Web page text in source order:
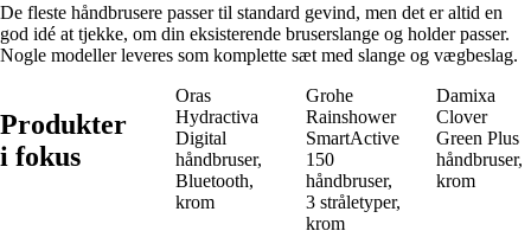
De fleste håndbrusere passer til standard gevind, men det er altid en
god idé at tjekke, om din eksisterende bruserslange og holder passer.
Nogle modeller leveres som komplette sæt med slange og vægbeslag.
Produkter
i fokus
Oras
Hydractiva
Digital
håndbruser,
Bluetooth,
krom
Grohe
Rainshower
SmartActive
150
håndbruser,
3 stråletyper,
krom
Damixa
Clover
Green Plus
håndbruser,
krom